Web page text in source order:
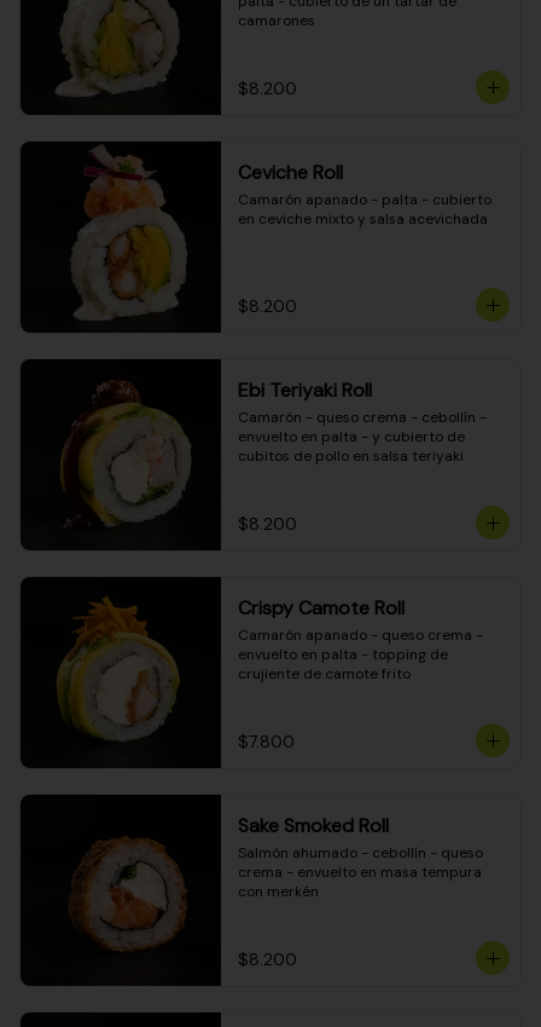
camarones
$8.200
Ceviche Roll
Camarón apanado - palta - cubierto
en ceviche mixto y salsa acevichada
$8.200
Ebi Teriyaki Roll
Camarón - queso crema - cebollín -
envuelto en palta - y cubierto de
cubitos de pollo en salsa teriyaki
$8.200
Crispy Camote Roll
Camarón apanado - queso crema -
envuelto en palta - topping de
crujiente de camote frito
$7.800
Sake Smoked Roll
Salmón ahumado - cebollín - queso
crema - envuelto en masa tempura
con merkén
$8.200